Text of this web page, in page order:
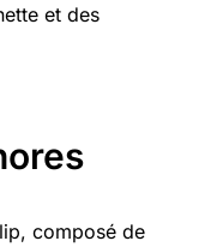
et des
composé de